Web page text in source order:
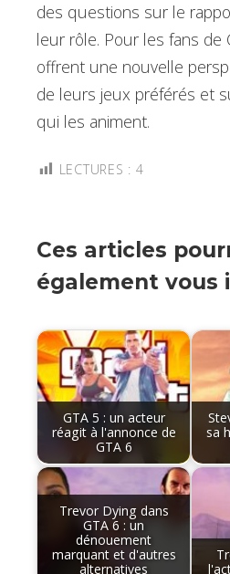
des questions sur le
leur rôle. Pour les fans de
offrent une nouvelle
de leurs jeux préférés et
qui les animent.
LECTURES : 4
Ces articles
également vous
GTA 5 : un acteur
réagit à l'annonce de
GTA 6
sa
Trevor Dying dans
GTA 6 : un
dénouement
marquant et d'autres
alternatives